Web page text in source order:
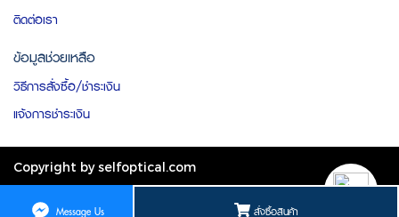
สั่งซื้อสินค้า
Message Us
ติดต่อเรา
ข้อมูลช่วยเหลือ
วิธีการสั่งซื้อ/ชำระเงิน
แจ้งการชำระเงิน
Copyright by selfoptical.com